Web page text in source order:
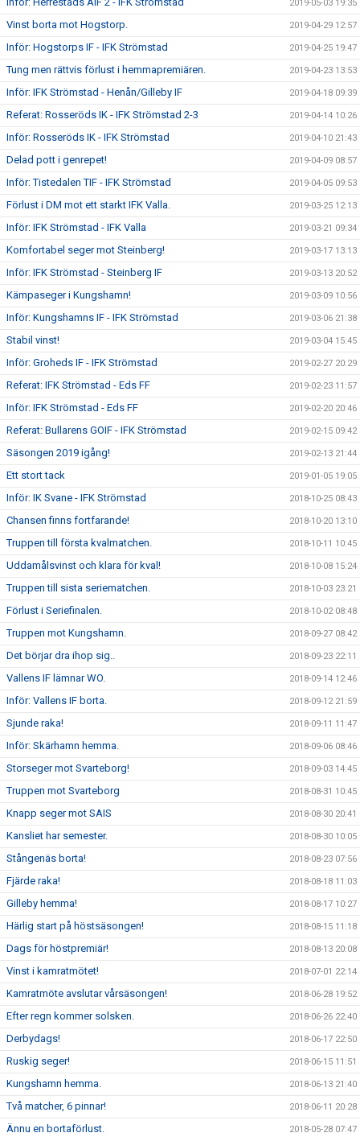
2019-05-03 19:35
Vinst borta mot Hogstorp. 2019-04-29 12:57
Inför: Hogstorps IF - IFK Strömstad 2019-04-25 19:47
Tung men rättvis förlust i hemmapremiären. 2019-04-23 13:53
Inför: IFK Strömstad - Henån/Gilleby IF 2019-04-18 09:39
Referat: Rosseröds IK - IFK Strömstad 2-3 2019-04-14 10:26
Inför: Rosseröds IK - IFK Strömstad 2019-04-10 21:43
Delad pott i genrepet! 2019-04-09 08:57
Inför: Tistedalen TIF - IFK Strömstad 2019-04-05 09:53
Förlust i DM mot ett starkt IFK Valla. 2019-03-25 12:13
Inför: IFK Strömstad - IFK Valla 2019-03-21 09:34
Komfortabel seger mot Steinberg! 2019-03-17 13:13
Inför: IFK Strömstad - Steinberg IF 2019-03-13 20:52
Kämpaseger i Kungshamn! 2019-03-09 10:56
Inför: Kungshamns IF - IFK Strömstad 2019-03-06 21:38
Stabil vinst! 2019-03-04 15:45
Inför: Groheds IF - IFK Strömstad 2019-02-27 20:29
Referat: IFK Strömstad - Eds FF 2019-02-23 11:57
Inför: IFK Strömstad - Eds FF 2019-02-20 20:46
Referat: Bullarens GOIF - IFK Strömstad 2019-02-15 09:42
Säsongen 2019 igång! 2019-02-13 21:44
Ett stort tack 2019-01-05 19:05
Inför: IK Svane - IFK Strömstad 2018-10-25 08:43
Chansen finns fortfarande! 2018-10-20 13:10
Truppen till första kvalmatchen. 2018-10-11 10:45
Uddamålsvinst och klara för kval! 2018-10-08 15:24
Truppen till sista seriematchen. 2018-10-03 23:21
Förlust i Seriefinalen. 2018-10-02 08:48
Truppen mot Kungshamn. 2018-09-27 08:42
Det börjar dra ihop sig.. 2018-09-23 22:11
Vallens IF lämnar WO. 2018-09-14 12:46
Inför: Vallens IF borta. 2018-09-12 21:59
Sjunde raka! 2018-09-11 11:47
Inför: Skärhamn hemma. 2018-09-06 08:46
Storseger mot Svarteborg! 2018-09-03 14:45
Truppen mot Svarteborg 2018-08-31 10:45
Knapp seger mot SAIS 2018-08-30 20:41
Kansliet har semester. 2018-08-30 10:05
Stångenäs borta! 2018-08-23 07:56
Fjärde raka! 2018-08-18 11:03
Gilleby hemma! 2018-08-17 10:27
Härlig start på höstsäsongen! 2018-08-15 11:18
Dags för höstpremiär! 2018-08-13 20:08
Vinst i kamratmötet! 2018-07-01 22:14
Kamratmöte avslutar vårsäsongen! 2018-06-28 19:52
Efter regn kommer solsken. 2018-06-26 22:40
Derbydags! 2018-06-17 22:50
Ruskig seger! 2018-06-15 11:51
Kungshamn hemma. 2018-06-13 21:40
Två matcher, 6 pinnar! 2018-06-11 20:28
Ännu en bortaförlust. 2018-05-28 07:47